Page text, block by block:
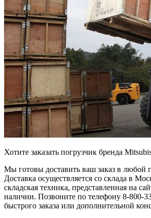
Хотите заказать погрузчик бренда
Мы готовы доставить ваш заказ в любой
Доставка осуществляется со склада в
складская техника, представленная на
наличии. Позвоните по телефону 8-800-
быстрого заказа или дополнительной